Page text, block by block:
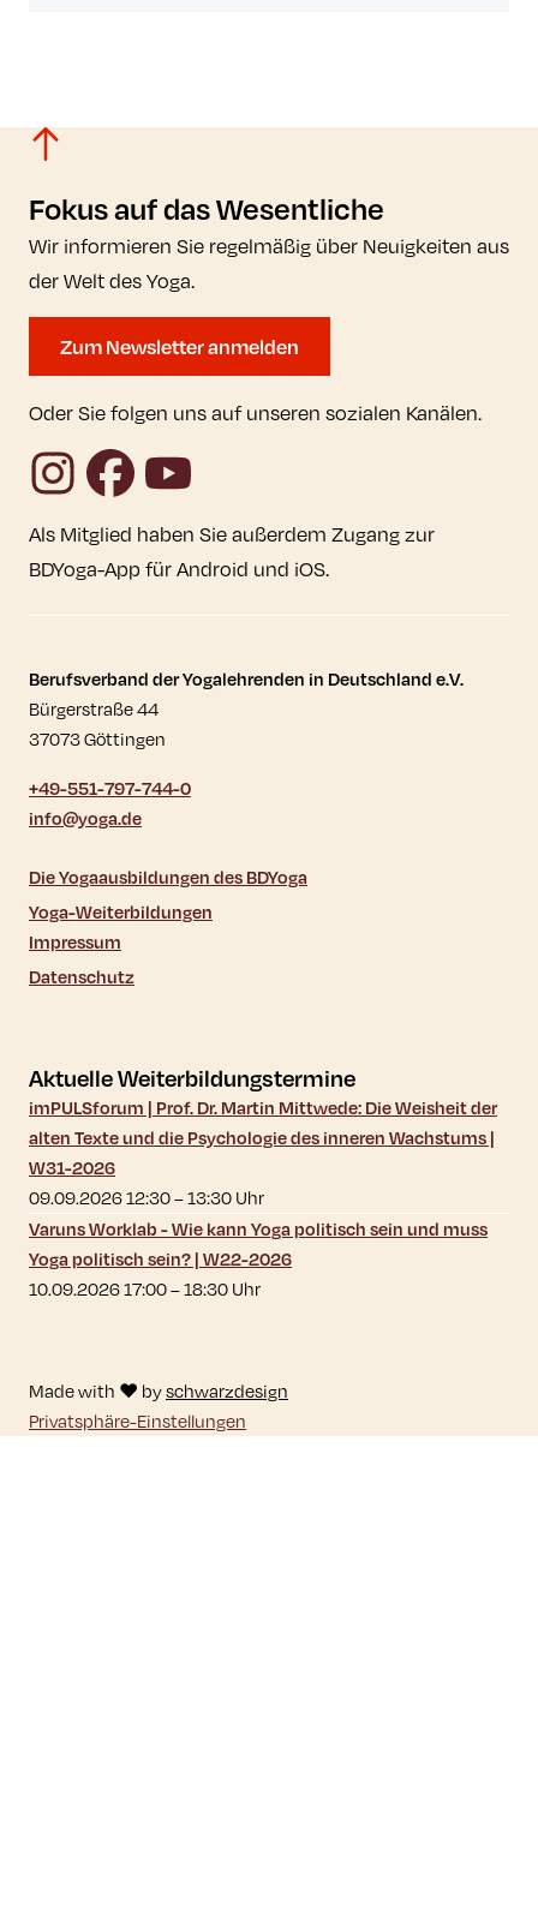
Fokus auf das Wesentliche
Wir informieren Sie regelmäßig über Neuigkeiten aus
der Welt des Yoga.
Zum Newsletter anmelden
Oder Sie folgen uns auf unseren sozialen Kanälen.
InstagramFacebookYouTube
Als Mitglied haben Sie außerdem Zugang zur
BDYoga-App für Android und iOS.
Kontaktdaten und weitere Links
Berufsverband der Yogalehrenden in Deutschland e.V.
Bürgerstraße 44
37073 Göttingen
+49-551-797-744-0
info@yoga.de
Die Yogaausbildungen des BDYoga
Yoga-Weiterbildungen
Impressum
Datenschutz
Aktuelle Weiterbildungstermine
imPULSforum | Prof. Dr. Martin Mittwede: Die Weisheit der
alten Texte und die Psychologie des inneren Wachstums |
W31-2026
09.09.2026 12:30–13:30Uhr
Varuns Worklab - Wie kann Yoga politisch sein und muss
Yoga politisch sein? | W22-2026
10.09.2026 17:00–18:30Uhr
Made with ♥ byschwarzdesign
Privatsphäre-Einstellungen